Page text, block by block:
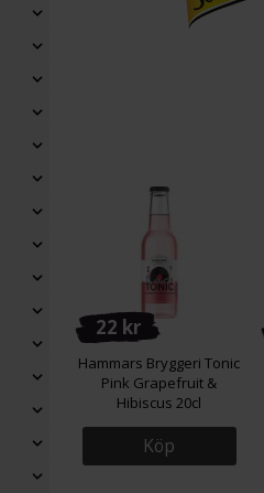
22 kr
Hammars Bryggeri Tonic
Pink Grapefruit &
Hibiscus 20cl
Köp